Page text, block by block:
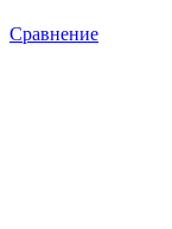
Сравнение